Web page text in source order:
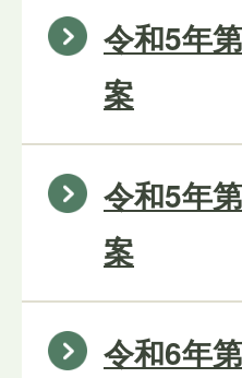
令和5年
案
令和5年
案
令和6年